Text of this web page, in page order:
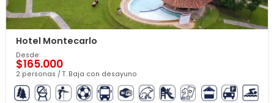
Hotel Montecarlo
Desde:
$165.000
2 personas / T. Baja con desayuno